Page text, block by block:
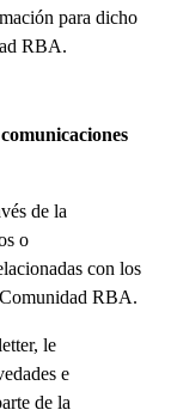
para dicho
RBA.
de la
o
con los
RBA.
le
e
de la